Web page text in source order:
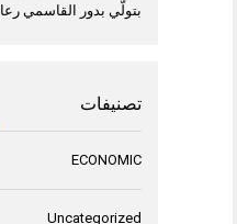
بتولّي بدور القاسمي
تصنيفات
ECONOMIC
Uncategorized